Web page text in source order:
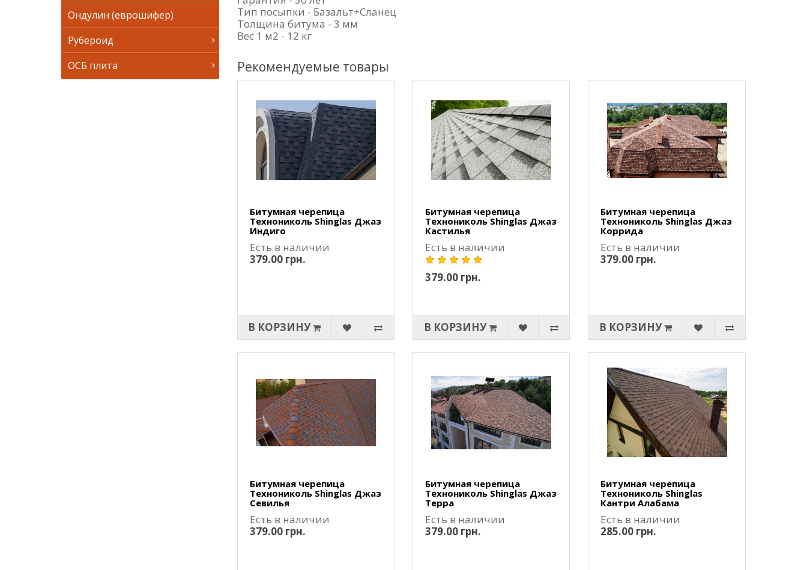
Ондулин (еврошифер)
Рубероид
ОСБ плита
Тип посыпки - Базальт+Сланец
Толщина битума - 3 мм
Вес 1 м2 - 12 кг
Рекомендуемые товары
Битумная черепица
Технониколь Shinglas Джаз
Индиго
Есть в наличии
379.00 грн.
В КОРЗИНУ
Битумная черепица
Технониколь Shinglas Джаз
Кастилья
Есть в наличии
379.00 грн.
В КОРЗИНУ
Битумная черепица
Технониколь Shinglas Джаз
Коррида
Есть в наличии
379.00 грн.
В КОРЗИНУ
Битумная черепица
Технониколь Shinglas Джаз
Севилья
Есть в наличии
379.00 грн.
Битумная черепица
Технониколь Shinglas Джаз
Терра
Есть в наличии
379.00 грн.
Битумная черепица
Технониколь Shinglas
Кантри Алабама
Есть в наличии
285.00 грн.